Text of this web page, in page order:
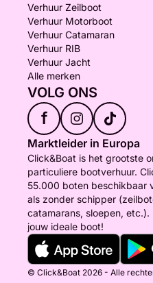
Verhuur Zeilboot
Verhuur Motorboot
Verhuur Catamaran
Verhuur RIB
Verhuur Jacht
Alle merken
VOLG ONS
f
Marktleider in Europa
Click&Boat is het grootste
particuliere bootverhuur.
55.000 boten beschikbaar
als zonder schipper
catamarans, sloepen,
jouw ideale boot!
© Click&Boat 2026 - Alle